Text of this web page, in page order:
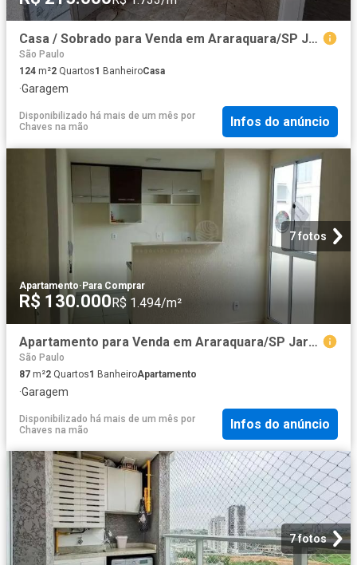
Casa / Sobrado para Venda em Araraquara/SP Jardim Maria Luiza 2 Quartos
São Paulo
124 m²2 Quartos1 BanheiroCasa
·Garagem
Disponibilizado há mais de um mês por
Chaves na mão
Infos do anúncio
7 fotos
Apartamento·Para Comprar
R$ 130.000R$ 1.494/m²
Apartamento para Venda em Araraquara/SP Jardim América Vila Xavier 2 Quartos
São Paulo
87 m²2 Quartos1 BanheiroApartamento
·Garagem
Disponibilizado há mais de um mês por
Chaves na mão
Infos do anúncio
7 fotos